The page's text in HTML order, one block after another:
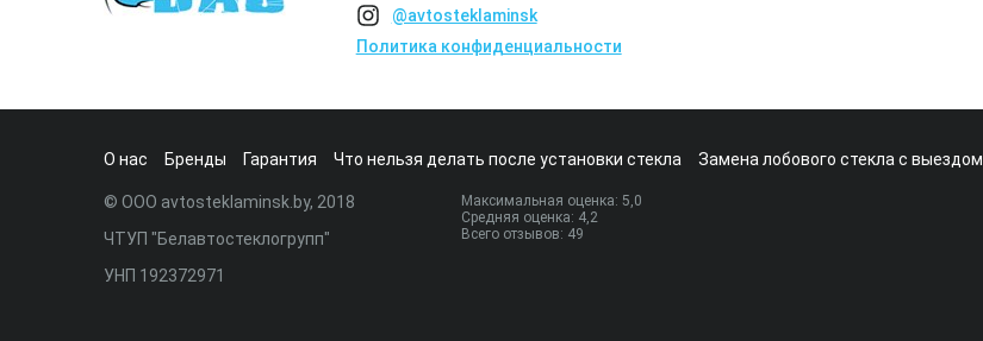
@avtosteklaminsk
Политика конфиденциальности
О нас Бренды Гарантия Что нельзя делать после установки стекла Замена лобового стекла с выездом
© ООО avtosteklaminsk.by, 2018
ЧТУП "Белавтостеклогрупп"
УНП 192372971
Максимальная оценка: 5,0
Средняя оценка: 4,2
Всего отзывов: 49